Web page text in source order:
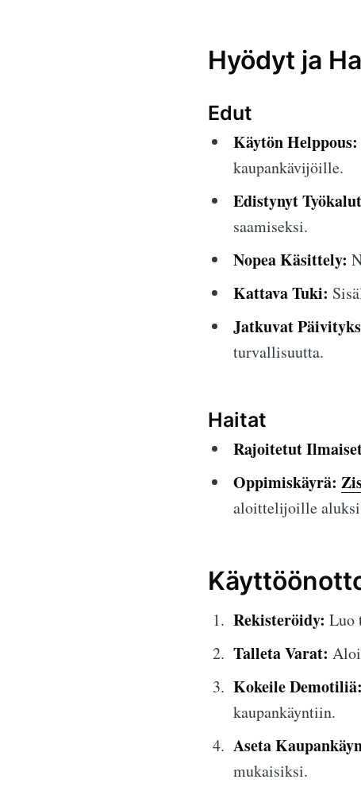
Hyödyt ja
Edut
Käytön Helppous:
kaupankävijöille.
Edistynyt
saamiseksi.
Nopea Käsittely:
Kattava Tuki:
Jatkuvat
turvallisuutta.
Haitat
Rajoitetut
Oppimiskäyrä:
aloittelijoille
Rekisteröidy: Luo
Talleta Varat:
Kokeile Demotiliä:
kaupankäyntiin.
Aseta
mukaisiksi.